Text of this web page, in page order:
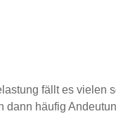
fällt es vielen
dann häufig